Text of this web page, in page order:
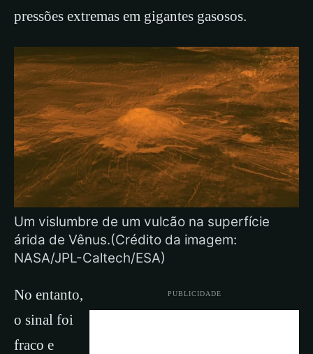
pressões extremas em gigantes gasosos.
Um vislumbre de um vulcão na superfície
árida de Vênus.(Crédito da imagem:
NASA/JPL-Caltech/ESA)
PUBLICIDADE
No entanto,
o sinal foi
fraco e